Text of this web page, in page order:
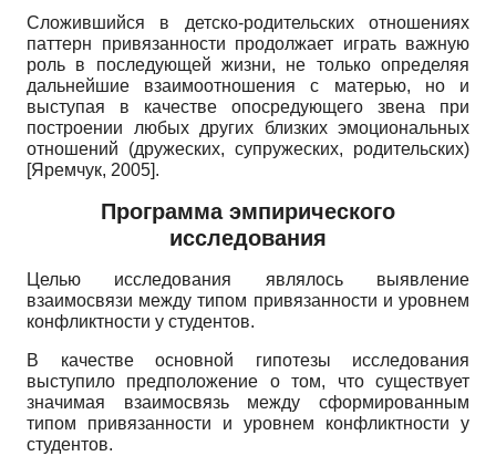
Сложившийся в детско-родительских отношениях
паттерн привязанности продолжает играть важную
роль в последующей жизни, не только определяя
дальнейшие взаимоотношения с матерью, но и
выступая в качестве опосредующего звена при
построении любых других близких эмоциональных
отношений (дружеских, супружеских, родительских)
[Яремчук, 2005].
Программа эмпирического
исследования
Целью исследования являлось выявление
взаимосвязи между типом привязанности и уровнем
конфликтности у студентов.
В качестве основной гипотезы исследования
выступило предположение о том, что существует
значимая взаимосвязь между сформированным
типом привязанности и уровнем конфликтности у
студентов.